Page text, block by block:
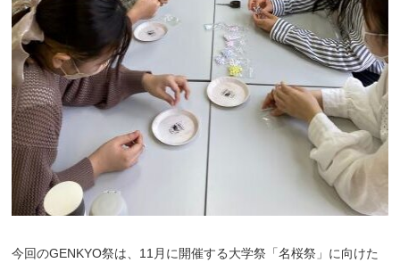
今回のGENKYO祭は、11月に開催する大学祭「名桜祭」に向けた